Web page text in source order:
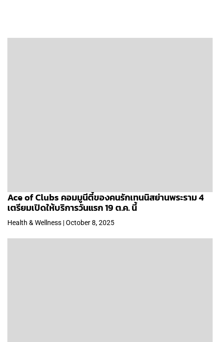
Ace of Clubs คอมมูนีตี้ของคนรักเทนนิสย่านพระราม 4
เตรียมเปิดให้บริการวันแรก 19 ต.ค. นี้
Health & Wellness | October 8, 2025